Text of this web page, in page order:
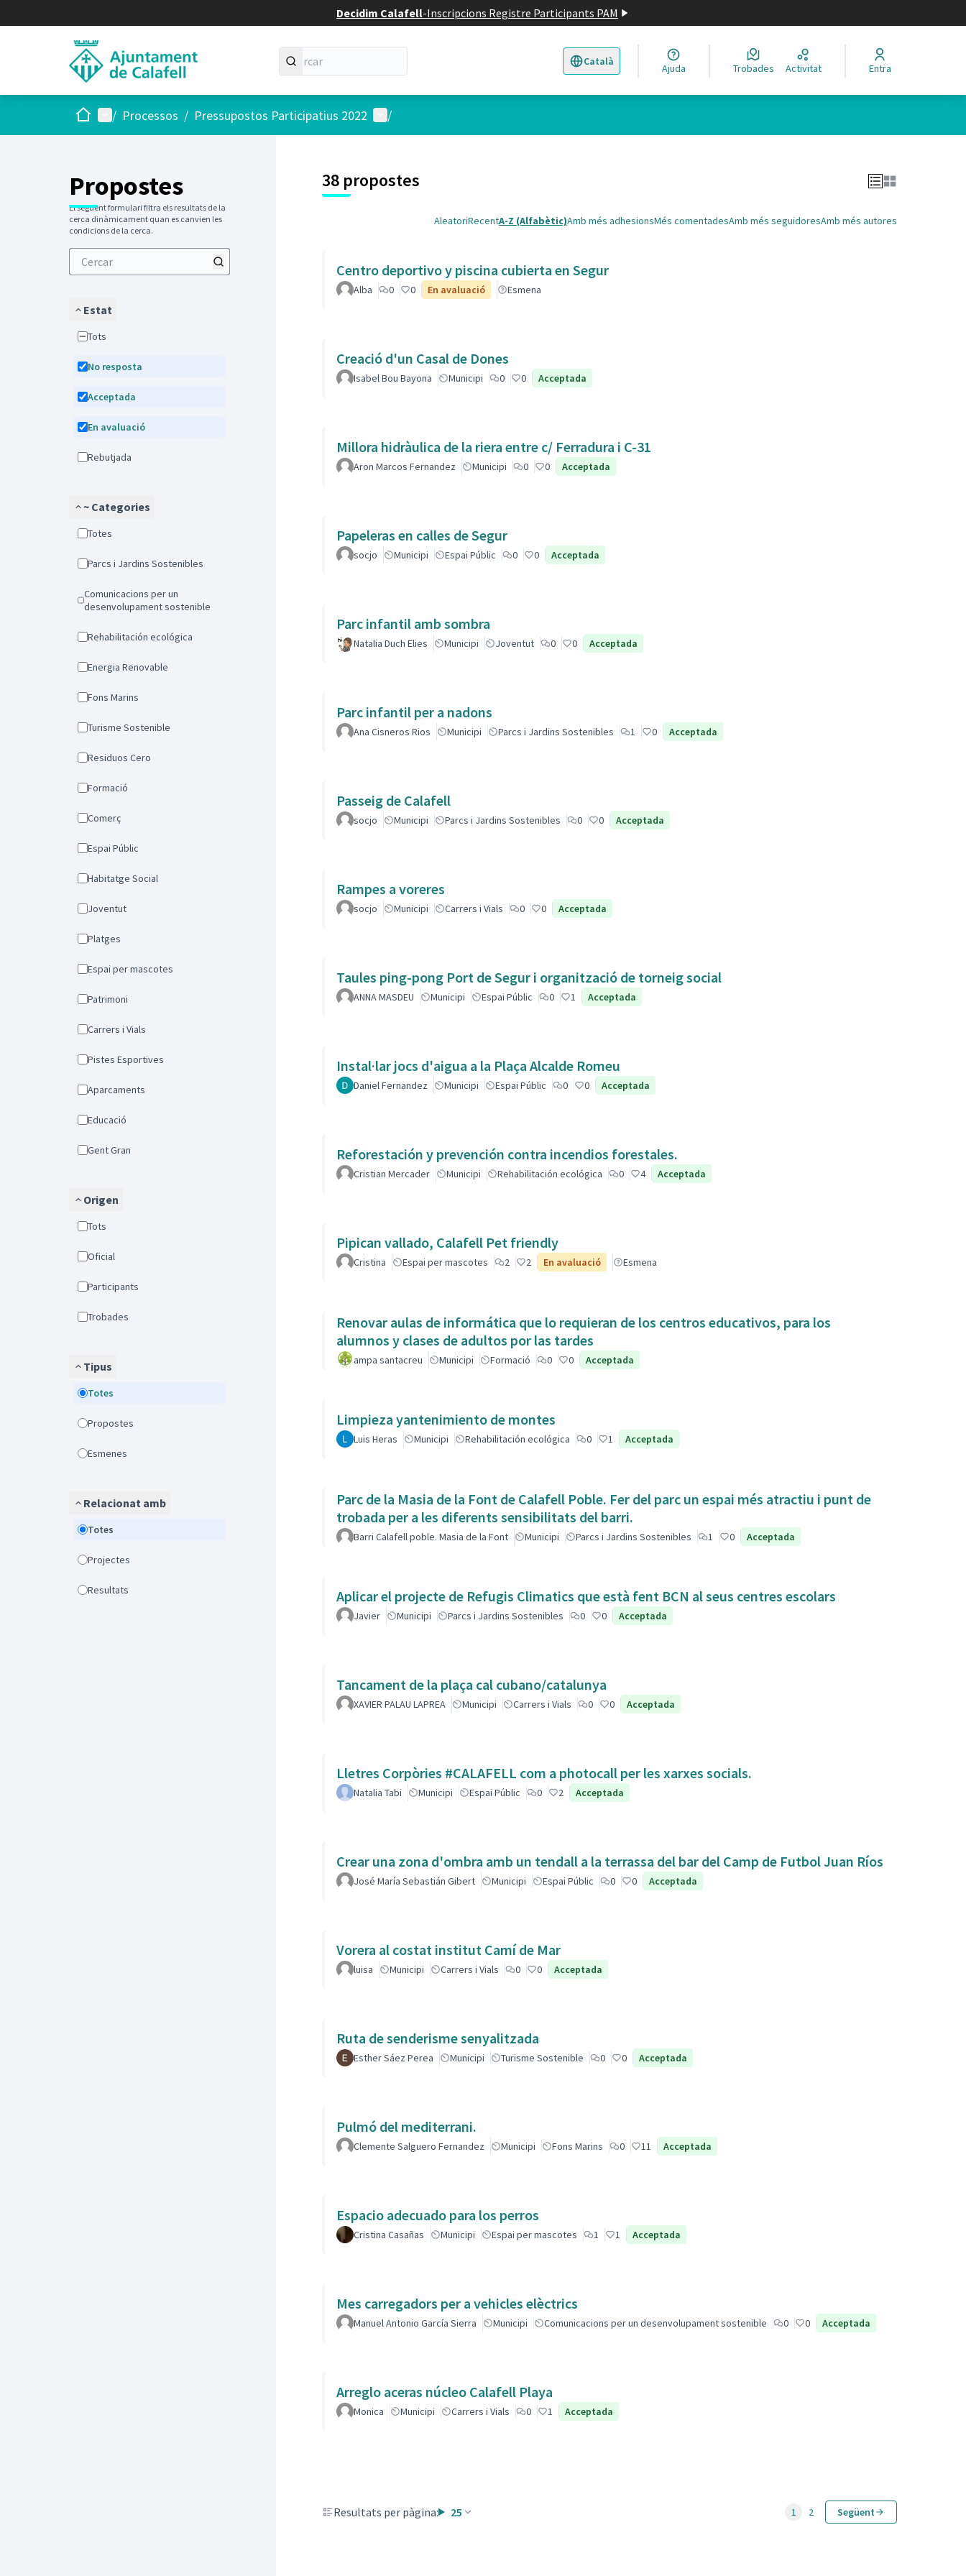
Decidim Calafell-Inscripcions Registre Participants PAM
Català
Triar la llengua Elegir el idioma
Ajuda Trobades Activitat Entra
Inici Menú principal
/ Processos / Pressupostos Participatius 2022 Menú d'usuari
/
Propostes
El següent formulari filtra els resultats de la
cerca dinàmicament quan es canvien les
condicions de la cerca.
Estat
Tots
No resposta
Acceptada
En avaluació
Rebutjada
~ Categories
Totes
Parcs i Jardins Sostenibles
Comunicacions per un
desenvolupament sostenible
Rehabilitación ecológica
Energia Renovable
Fons Marins
Turisme Sostenible
Residuos Cero
Formació
Comerç
Espai Públic
Habitatge Social
Joventut
Platges
Espai per mascotes
Patrimoni
Carrers i Vials
Pistes Esportives
Aparcaments
Educació
Gent Gran
Origen
Tots
Oficial
Participants
Trobades
Tipus
Totes
Propostes
Esmenes
Relacionat amb
Totes
Projectes
Resultats
38 propostes
AleatoriRecentA-Z (Alfabètic)Amb més adhesionsMés comentadesAmb més seguidoresAmb més autores
Centro deportivo y piscina cubierta en Segur
Alba 0 0 En avaluació Esmena
Creació d'un Casal de Dones
Isabel Bou Bayona Municipi 0 0 Acceptada
Millora hidràulica de la riera entre c/ Ferradura i C-31
Aron Marcos Fernandez Municipi 0 0 Acceptada
Papeleras en calles de Segur
socjo Municipi Espai Públic 0 0 Acceptada
Parc infantil amb sombra
Natalia Duch Elies Municipi Joventut 0 0 Acceptada
Parc infantil per a nadons
Ana Cisneros Rios Municipi Parcs i Jardins Sostenibles 1 0 Acceptada
Passeig de Calafell
socjo Municipi Parcs i Jardins Sostenibles 0 0 Acceptada
Rampes a voreres
socjo Municipi Carrers i Vials 0 0 Acceptada
Taules ping-pong Port de Segur i organització de torneig social
ANNA MASDEU Municipi Espai Públic 0 1 Acceptada
Instal·lar jocs d'aigua a la Plaça Alcalde Romeu
Daniel Fernandez Municipi Espai Públic 0 0 Acceptada
Reforestación y prevención contra incendios forestales.
Cristian Mercader Municipi Rehabilitación ecológica 0 4 Acceptada
Pipican vallado, Calafell Pet friendly
Cristina Espai per mascotes 2 2 En avaluació Esmena
Renovar aulas de informática que lo requieran de los centros educativos, para los
alumnos y clases de adultos por las tardes
ampa santacreu Municipi Formació 0 0 Acceptada
Limpieza yantenimiento de montes
Luis Heras Municipi Rehabilitación ecológica 0 1 Acceptada
Parc de la Masia de la Font de Calafell Poble. Fer del parc un espai més atractiu i punt de
trobada per a les diferents sensibilitats del barri.
Barri Calafell poble. Masia de la Font Municipi Parcs i Jardins Sostenibles 1 0 Acceptada
Aplicar el projecte de Refugis Climatics que està fent BCN al seus centres escolars
Javier Municipi Parcs i Jardins Sostenibles 0 0 Acceptada
Tancament de la plaça cal cubano/catalunya
XAVIER PALAU LAPREA Municipi Carrers i Vials 0 0 Acceptada
Lletres Corpòries #CALAFELL com a photocall per les xarxes socials.
Natalia Tabi Municipi Espai Públic 0 2 Acceptada
Crear una zona d'ombra amb un tendall a la terrassa del bar del Camp de Futbol Juan Ríos
José María Sebastián Gibert Municipi Espai Públic 0 0 Acceptada
Vorera al costat institut Camí de Mar
luisa Municipi Carrers i Vials 0 0 Acceptada
Ruta de senderisme senyalitzada
Esther Sáez Perea Municipi Turisme Sostenible 0 0 Acceptada
Pulmó del mediterrani.
Clemente Salguero Fernandez Municipi Fons Marins 0 11 Acceptada
Espacio adecuado para los perros
Cristina Casañas Municipi Espai per mascotes 1 1 Acceptada
Mes carregadors per a vehicles elèctrics
Manuel Antonio García Sierra Municipi Comunicacions per un desenvolupament sostenible 0 0 Acceptada
Arreglo aceras núcleo Calafell Playa
Monica Municipi Carrers i Vials 0 1 Acceptada
Resultats per pàgina: 25 1 2 Següent